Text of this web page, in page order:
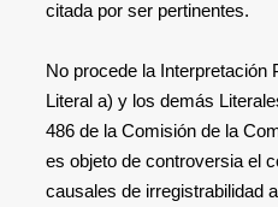
citadapor ser pertinentes.
No procede la Interpretación
Literal a) y los demás
486 de la Comisión de la
es objeto de controversia el
causales de irregistrabilidad